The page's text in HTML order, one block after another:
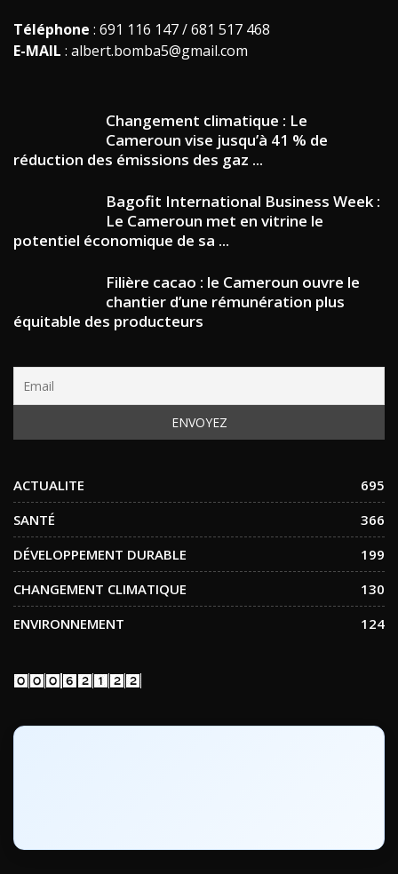
Téléphone : 691 116 147 / 681 517 468
E-MAIL : albert.bomba5@gmail.com
Changement climatique : Le
Cameroun vise jusqu’à 41 % de
réduction des émissions des gaz ...
Bagofit International Business Week :
Le Cameroun met en vitrine le
potentiel économique de sa ...
Filière cacao : le Cameroun ouvre le
chantier d’une rémunération plus
équitable des producteurs
ACTUALITE
695
SANTÉ
366
DÉVELOPPEMENT DURABLE
199
CHANGEMENT CLIMATIQUE
130
ENVIRONNEMENT
124